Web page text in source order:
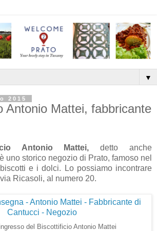
▼
2015
Antonio Mattei, fabbricante
Antonio Mattei,detto anche
è uno storico negozio di Prato, famoso nel
e i dolci. Lo possiamo incontrare
Ricasoli, al numero 20.
del Biscottificio Antonio Mattei